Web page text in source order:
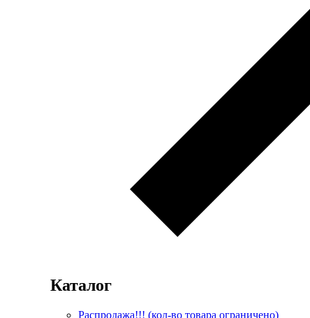
Каталог
Распродажа!!! (кол-во товара ограничено)